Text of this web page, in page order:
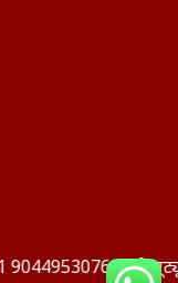
यूट्यूब चैनल